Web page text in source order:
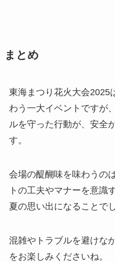
まとめ
東海まつり花火大会2025
わう一大イベントですが
ルを守った行動が、安全
す。
会場の醍醐味を味わうの
トの工夫やマナーを意識
夏の思い出になることで
混雑やトラブルを避けな
をお楽しみくださいね。